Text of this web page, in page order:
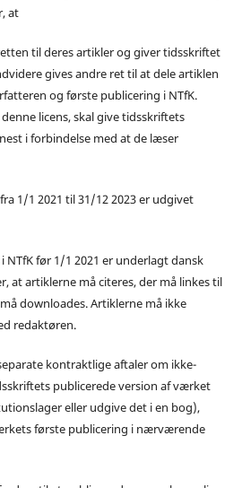
at
til deres artikler og giver tidsskriftet
gives andre ret til at dele artiklen
og første publicering i NTfK.
licens, skal give tidsskriftets
i forbindelse med at de læser
1/1 2021 til 31/12 2023 er udgivet
NTfK før 1/1 2021 er underlagt dansk
at artiklerne må citeres, der må linkes til
downloades. Artiklerne må ikke
redaktøren.
kontraktlige aftaler om ikke-
publicerede version af værket
eller udgive det i en bog),
første publicering i nærværende